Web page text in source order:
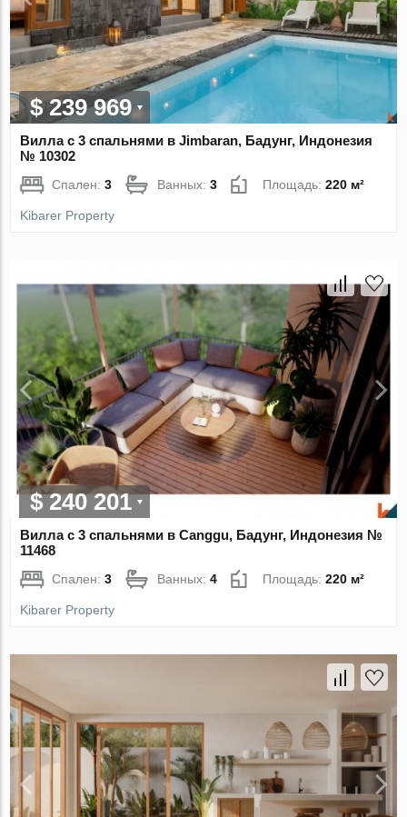
$ 239 969
Вилла с 3 спальнями в Jimbaran, Бадунг, Индонезия
№ 10302
Спален:3 Ванных:3 Площадь:220 м²
Kibarer Property
$ 240 201
Вилла с 3 спальнями в Canggu, Бадунг, Индонезия №
11468
Спален:3 Ванных:4 Площадь:220 м²
Kibarer Property